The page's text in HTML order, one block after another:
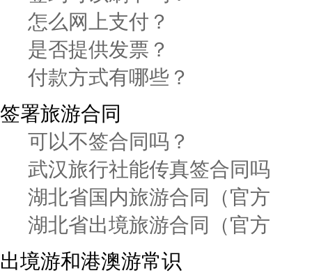
怎么网上支付？
是否提供发票？
付款方式有哪些？
签署旅游合同
可以不签合同吗？
武汉旅行社能传真签合同吗
湖北省国内旅游合同（官方
湖北省出境旅游合同（官方
出境游和港澳游常识